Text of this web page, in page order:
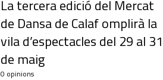
La tercera edició del Mercat
de Dansa de Calaf omplirà la
vila d’espectacles del 29 al 31
de maig
0 opinions